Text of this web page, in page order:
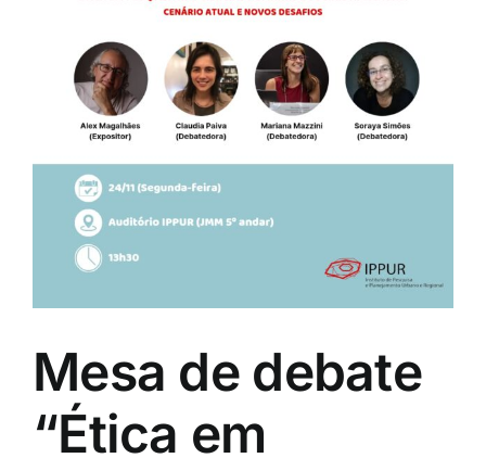
Mesa de debate
“Ética em